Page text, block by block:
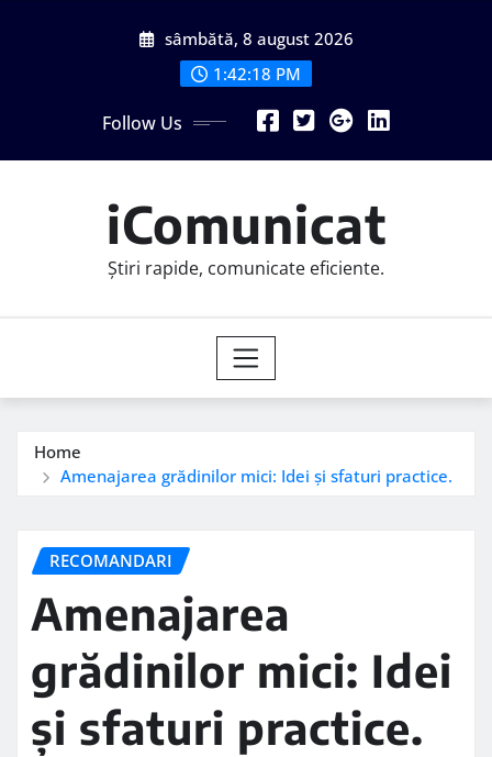
sâmbătă, 8 august 2026
1:42:19 PM
Follow Us
iComunicat
Știri rapide, comunicate eficiente.
Home
Amenajarea grădinilor mici: Idei și sfaturi practice.
RECOMANDARI
Amenajarea
grădinilor mici: Idei
și sfaturi practice.